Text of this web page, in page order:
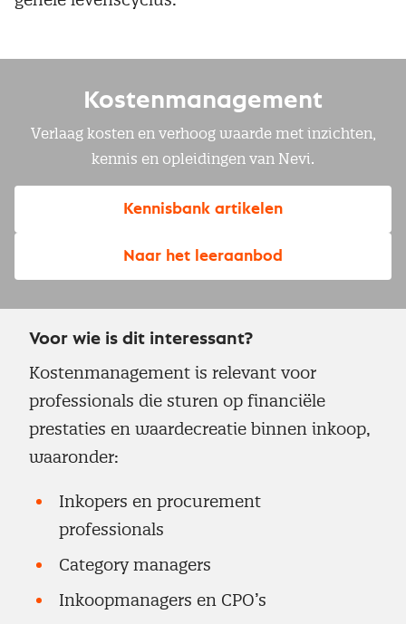
Kostenmanagement
Verlaag kosten en verhoog waarde met inzichten,
kennis en opleidingen van Nevi.
Kennisbank artikelen
Naar het leeraanbod
Voor wie is dit interessant?
Kostenmanagement is relevant voor
professionals die sturen op financiële
prestaties en waardecreatie binnen inkoop,
waaronder:
Inkopers en procurement
professionals
Category managers
Inkoopmanagers en CPO’s